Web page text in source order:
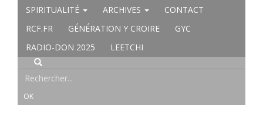
SPIRITUALITÉ
ARCHIVES
CONTACT
RCF.FR
GÉNÉRATION Y CROIRE
GYC
RADIO-DON 2025
LEETCHI